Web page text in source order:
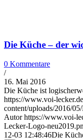
Die Küche – der
0 Kommentare
/
16. Mai 2016
Die Küche ist
https://www.voi-
content/uploads/2016/
Autor https://www.voi-
Lecker-Logo-
12-03 12:48:46Die